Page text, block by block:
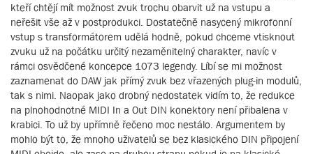
kteří chtějí mít možnost zvuk trochu obarvit už na vstupu a
neřešit vše až v postprodukci. Dostatečně nasycený mikrofonní
vstup s transformátorem udělá hodně, pokud chceme vtisknout
zvuku už na počátku určitý nezaměnitelný charakter, navíc v
rámci osvědčené koncepce 1073 legendy. Líbí se mi možnost
zaznamenat do DAW jak přímý zvuk bez vřazených plug-in modulů,
tak s nimi. Naopak jako drobný nedostatek vidím to, že redukce
na plnohodnotné MIDI In a Out DIN konektory není přibalena v
krabici. To už by upřímně řečeno moc nestálo. Argumentem by
mohlo být to, že mnoho uživatelů se bez klasického DIN připojení